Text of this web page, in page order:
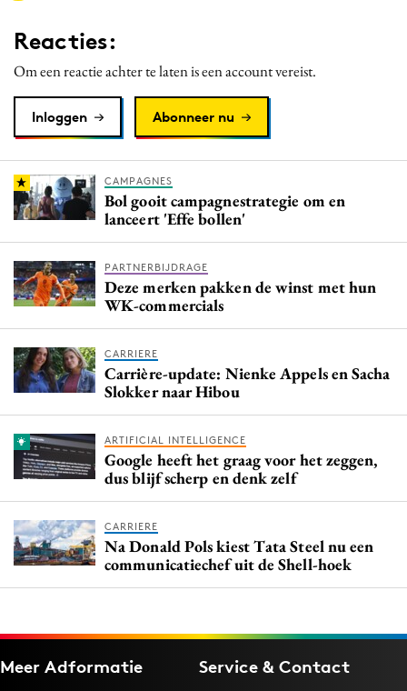
Reacties:
Om een reactie achter te laten is een account vereist.
Inloggen Abonneer nu
CAMPAGNES
Bol gooit campagnestrategie om en
lanceert 'Effe bollen'
PARTNERBIJDRAGE
Deze merken pakken de winst met hun
WK-commercials
CARRIERE
Carrière-update: Nienke Appels en Sacha
Slokker naar Hibou
ARTIFICIAL INTELLIGENCE
Google heeft het graag voor het zeggen,
dus blijf scherp en denk zelf
CARRIERE
Na Donald Pols kiest Tata Steel nu een
communicatiechef uit de Shell-hoek
Meer Adformatie Service & Contact